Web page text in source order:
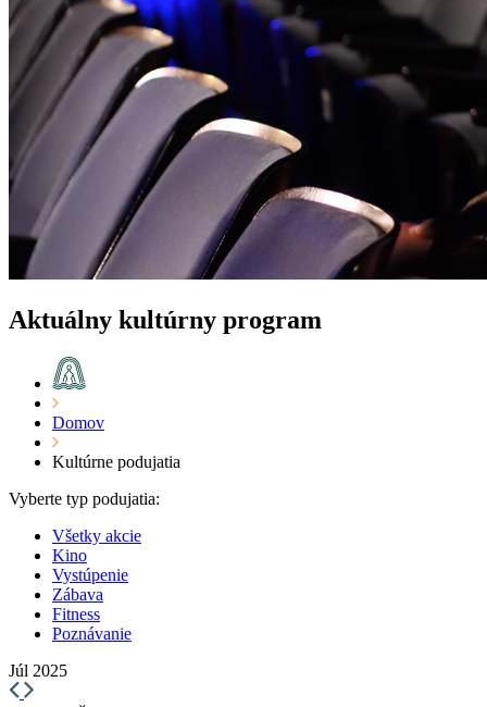
Aktuálny kultúrny program
Domov
Kultúrne podujatia
Vyberte typ podujatia:
Všetky akcie
Kino
Vystúpenie
Zábava
Fitness
Poznávanie
Júl 2025